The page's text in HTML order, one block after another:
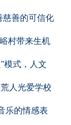
慈善的可信化
村带来生机
模式，人文
人光爱学校
乐的情感表